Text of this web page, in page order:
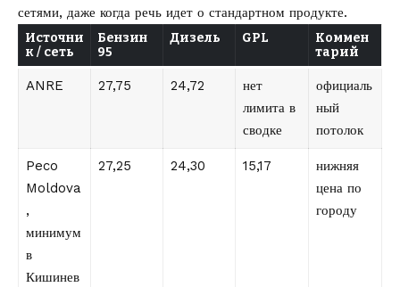
сетями, даже когда речь идет о стандартном продукте.
Источни
к / сеть
Бензин
95
Дизель GPL
Коммен
тарий
ANRE 27,75 24,72
нет
лимита в
сводке
официаль
ный
потолок
Peco
Moldova
,
минимум
в
Кишинев
27,25 24,30 15,17
нижняя
цена по
городу